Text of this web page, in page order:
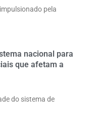
pela
nacional para
que afetam a
do sistema de